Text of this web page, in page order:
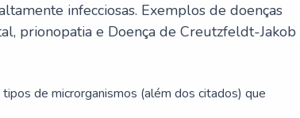
infecciosas. Exemplos de doenças
prionopatia e Doença de Creutzfeldt-Jakob
de microrganismos (além dos citados) que